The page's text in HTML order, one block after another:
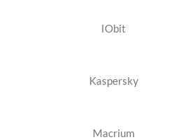
IObit
Kaspersky
Macrium